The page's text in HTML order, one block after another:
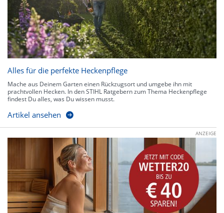
Alles für die perfekte Heckenpflege
Mache aus Deinem Garten einen Rückzugsort und umgebe ihn mit
prachtvollen Hecken. In den STIHL Ratgebern zum Thema Heckenpflege
findest Du alles, was Du wissen musst.
Artikel ansehen
ANZEIGE